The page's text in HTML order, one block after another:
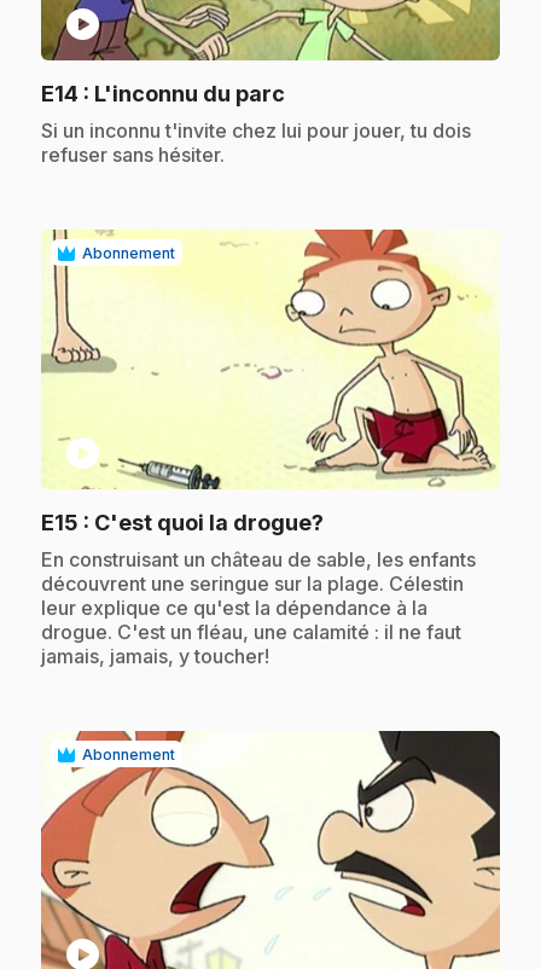
play_circle
E14 : L'inconnu du parc
.Si un inconnu t'invite chez lui pour jouer, tu dois
refuser sans hésiter.
Abonnement
play_circle
E15 : C'est quoi la drogue?
.En construisant un château de sable, les enfants
découvrent une seringue sur la plage. Célestin
leur explique ce qu'est la dépendance à la
drogue. C'est un fléau, une calamité : il ne faut
jamais, jamais, y toucher!
Abonnement
play_circle